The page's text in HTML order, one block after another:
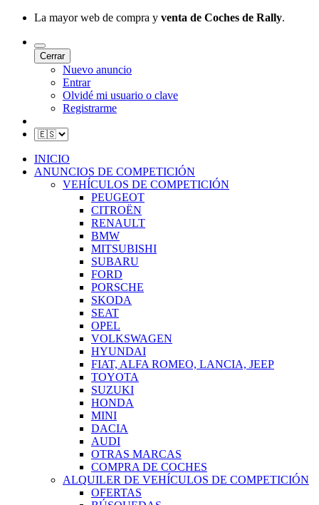
La mayor web de compra y venta de Coches de Rally.
Cerrar
Nuevo anuncio
Entrar
Olvidé mi usuario o clave
Registrarme
INICIO
ANUNCIOS DE COMPETICIÓN
VEHÍCULOS DE COMPETICIÓN
PEUGEOT
CITROËN
RENAULT
BMW
MITSUBISHI
SUBARU
FORD
PORSCHE
SKODA
SEAT
OPEL
VOLKSWAGEN
HYUNDAI
FIAT, ALFA ROMEO, LANCIA, JEEP
TOYOTA
SUZUKI
HONDA
MINI
DACIA
AUDI
OTRAS MARCAS
COMPRA DE COCHES
ALQUILER DE VEHÍCULOS DE COMPETICIÓN
OFERTAS